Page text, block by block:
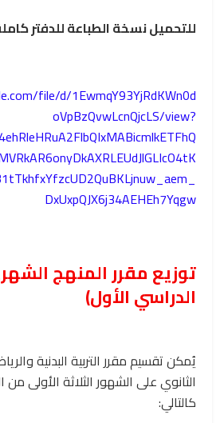
للتحميل نسخة الطباعة للدفتر
file/d/1EwmqY93YjRdKWn0d
oVpBzQvwLcnQjcLS/view?
DxUxpQJX6j34AEHEh7Yqgw
توزيع مقرر المنهج
الدراسي الأول)
يُمكن تقسيم مقرر التربية البدنية
الثانوي على الشهور الثلاثة الأولى
كالتالي: